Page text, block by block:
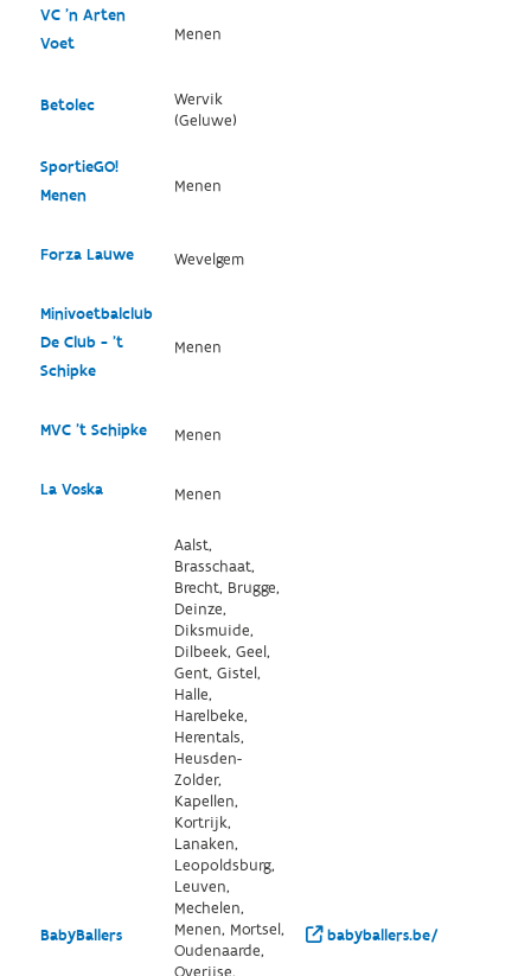
VC 'n Arten
Voet
Menen
Betolec
Wervik
(Geluwe)
SportieGO!
Menen
Menen
Forza Lauwe Wevelgem
Minivoetbalclub
De Club - 't
Schipke
Menen
MVC 't Schipke Menen
La Voska Menen
BabyBallers
Aalst,
Brasschaat,
Brecht, Brugge,
Deinze,
Diksmuide,
Dilbeek, Geel,
Gent, Gistel,
Halle,
Harelbeke,
Herentals,
Heusden-
Zolder,
Kapellen,
Kortrijk,
Lanaken,
Leopoldsburg,
Leuven,
Mechelen,
Menen, Mortsel,
Oudenaarde,
babyballers.be/